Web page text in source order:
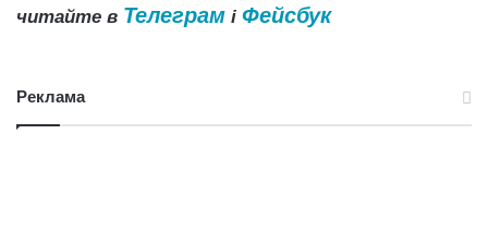
читайте в Телеграм і Фейсбук
Реклама